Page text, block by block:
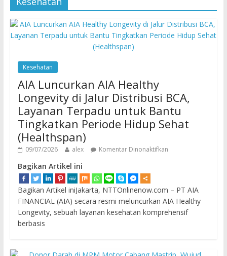
Kesehatan
AIA Luncurkan AIA Healthy
Longevity di Jalur Distribusi BCA,
Layanan Terpadu untuk Bantu
Tingkatkan Periode Hidup Sehat
(Healthspan)
09/07/2026 alex Komentar Dinonaktifkan
Bagikan Artikel ini
Bagikan Artikel iniJakarta, NTTOnlinenow.com – PT AIA
FINANCIAL (AIA) secara resmi meluncurkan AIA Healthy
Longevity, sebuah layanan kesehatan komprehensif
berbasis